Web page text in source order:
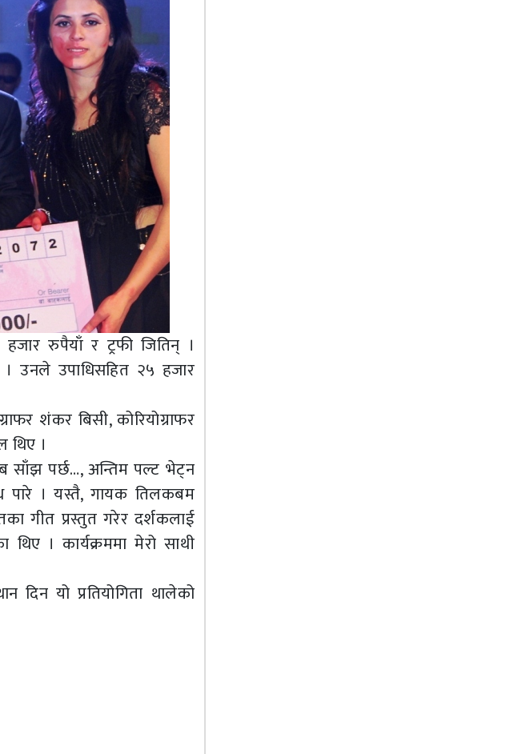
रुपैयाँ र ट्रफी जितिन् ।
उनले उपाधिसहित २५ हजार
शंकर बिसी, कोरियोग्राफर
थिए ।
साँझ पर्छ…, अन्तिम पल्ट भेट्न
पारे । यस्तै, गायक तिलकबम
गीत प्रस्तुत गरेर दर्शकलाई
। कार्यक्रममा मेरो साथी
दिन यो प्रतियोगिता थालेको